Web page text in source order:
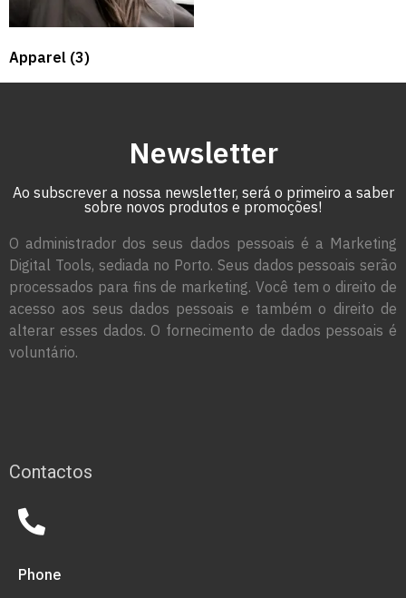
Apparel (3)
Newsletter
Ao subscrever a nossa newsletter, será o primeiro a saber
sobre novos produtos e promoções!
O administrador dos seus dados pessoais é a Marketing
Digital Tools, sediada no Porto. Seus dados pessoais serão
processados para fins de marketing. Você tem o direito de
acesso aos seus dados pessoais e também o direito de
alterar esses dados. O fornecimento de dados pessoais é
voluntário.
Contactos
Phone